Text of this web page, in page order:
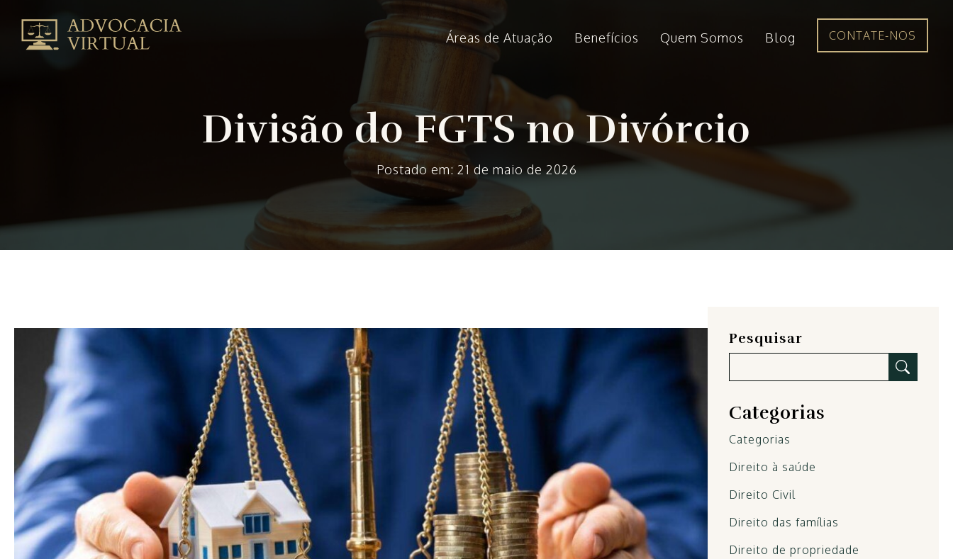
do
FGTS
Áreas de Atuação Benefícios Quem Somos Blog CONTATE-NOS
Divisão do FGTS no Divórcio
Postado em: 21 de maio de 2026
Pesquisar
Categorias
Categorias
Direito à saúde
Direito Civil
Direito das famílias
Direito de propriedade